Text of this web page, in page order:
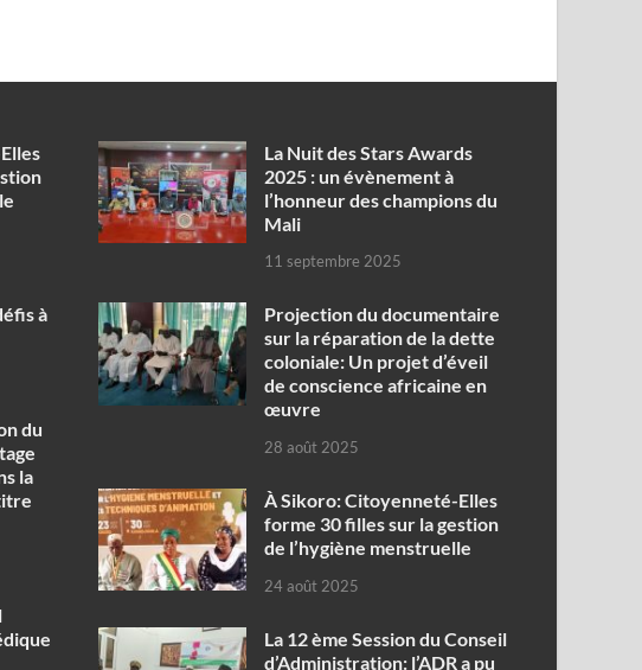
à
du
la
‎La Nuit des Stars Awards
2025 : un évènement à
l’honneur des champions du
Mali
11 septembre 2025
Projection du documentaire
sur la réparation de la dette
coloniale: Un projet d’éveil
de conscience africaine en
œuvre‎
28 août 2025
À Sikoro: Citoyenneté-Elles
forme 30 filles sur la gestion
de l’hygiène menstruelle
24 août 2025
La 12 ème Session du Conseil
d’Administration: l’ADR a pu